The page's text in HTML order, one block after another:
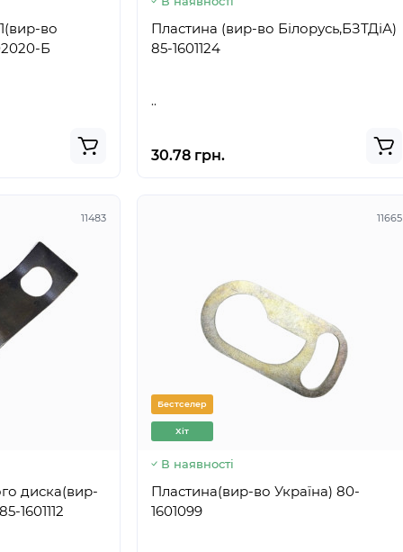
во
85-1602020-Б
Пластина (вир-во Білорусь,БЗТДіА)
85-1601124
..
30.78 грн.
11483
диска(вир-
во Білорусь,БЗТДіА) 85-1601112
11665
Бестселер
Хіт
В наявності
Пластина(вир-во Україна) 80-
1601099